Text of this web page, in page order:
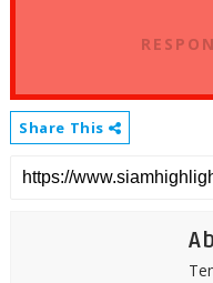
Share This